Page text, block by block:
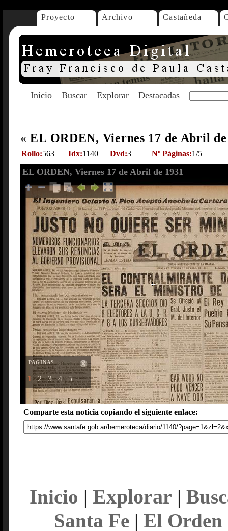
Proyecto Archivo Castañeda
Inicio Buscar Explorar Destacadas
« EL ORDEN, Viernes 17 de Abril
Rollo:563 Idx:1140 Dvd:3 Nº Páginas:1/5
EL ORDEN, Viernes 17 de Abril de 1931
PAGINAS
1 2 3 4 5
Comparte esta noticia copiando el siguiente enlace:
Inicio | Explorar |
Santa Fe| El Orden